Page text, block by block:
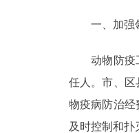
政民互动
一、加强领
动物防疫工
任人。市、区
物疫病防治经
及时控制和扑